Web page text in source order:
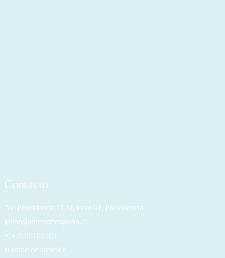
Contacto
Av. Providencia 1120, local 61, Providencia
globo@uniformesglobo.cl
+56 9 95103703
Horario de atención